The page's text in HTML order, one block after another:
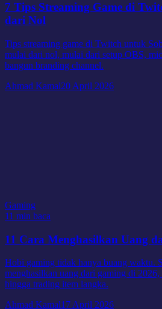
7 Tips Streaming Game di
dari Nol
Tips streaming game di Twitch untuk
mulai dari nol, mulai dari setup OBS,
bangun branding channel.
Ahmad Kamal20 April 2026
Gaming
11 min baca
11 Cara Menghasilkan Uang
Hobi gaming tidak hanya buang waktu.
menghasilkan uang dari gaming di
hingga trading item langka.
Ahmad Kamal17 April 2026